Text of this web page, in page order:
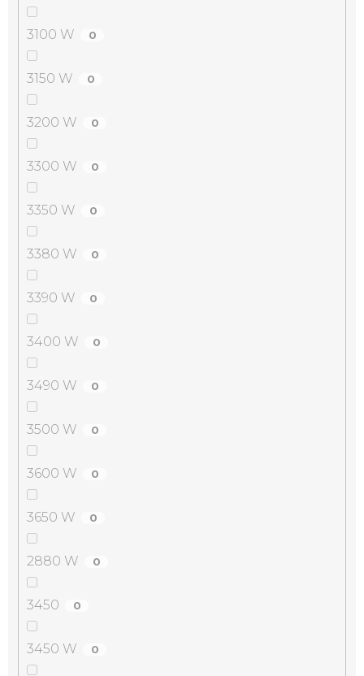
3100 W 0
3150 W 0
3200 W 0
3300 W 0
3350 W 0
3380 W 0
3390 W 0
3400 W 0
3490 W 0
3500 W 0
3600 W 0
3650 W 0
2880 W 0
3450 0
3450 W 0